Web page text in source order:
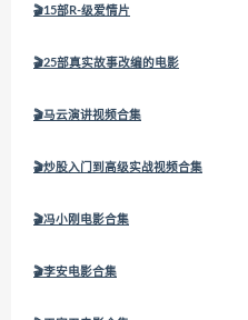
🎬15部R-级爱情片
🎬25部真实故事改编的电影
🎬马云演讲视频合集
🎬炒股入门到高级实战视频合集
🎬冯小刚电影合集
🎬李安电影合集